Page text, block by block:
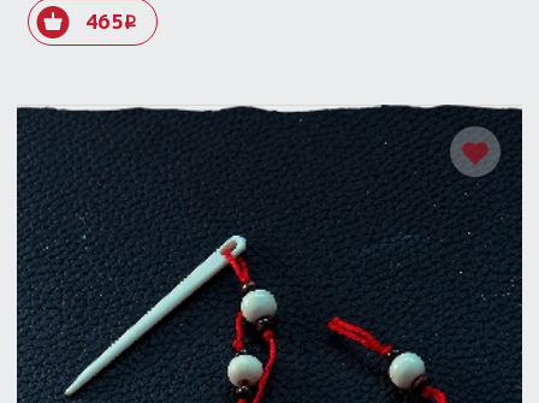
465i